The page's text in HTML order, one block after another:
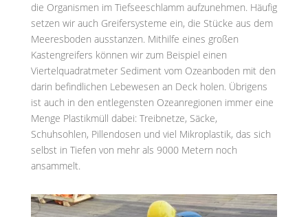
die Organismen im Tiefseeschlamm aufzunehmen. Häufig
setzen wir auch Greifersysteme ein, die Stücke aus dem
Meeresboden ausstanzen. Mithilfe eines großen
Kastengreifers können wir zum Beispiel einen
Viertelquadratmeter Sediment vom Ozeanboden mit den
darin befindlichen Lebewesen an Deck holen. Übrigens
ist auch in den entlegensten Ozeanregionen immer eine
Menge Plastikmüll dabei: Treibnetze, Säcke,
Schuhsohlen, Pillendosen und viel Mikroplastik, das sich
selbst in Tiefen von mehr als 9000 Metern noch
ansammelt.